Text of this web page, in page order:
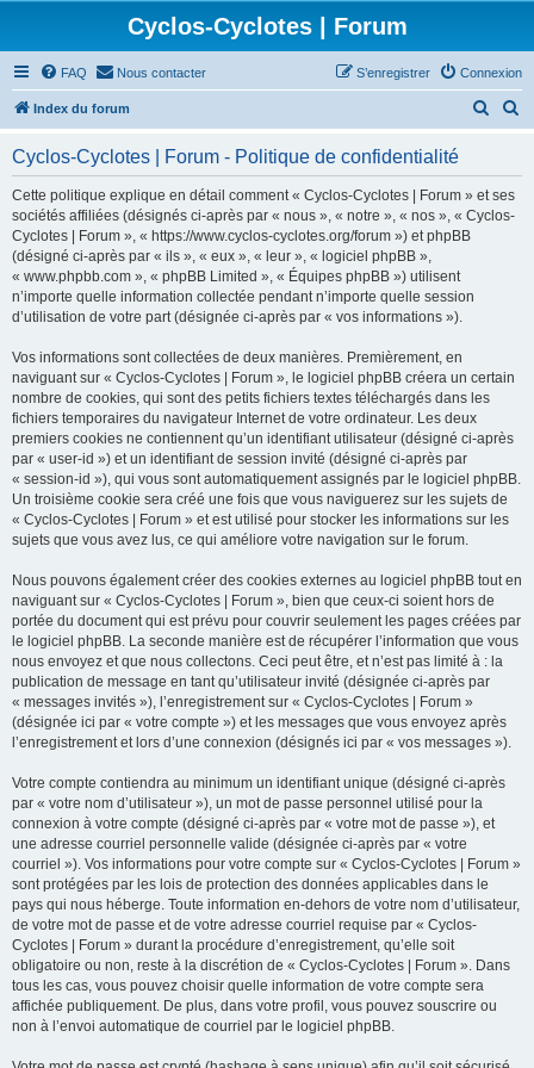
Cyclos-Cyclotes | Forum
FAQ Nous contacter Connexion
S’enregistrer
Index du forum
h
e
Cyclos-Cyclotes | Forum - Politique de confidentialité
Cette politique explique en détail comment « Cyclos-Cyclotes | Forum » et ses
sociétés affiliées (désignés ci-après par « nous », « notre », « nos », « Cyclos-
Cyclotes | Forum », « https://www.cyclos-cyclotes.org/forum ») et phpBB
(désigné ci-après par « ils », « eux », « leur », « logiciel phpBB »,
« www.phpbb.com », « phpBB Limited », « Équipes phpBB ») utilisent
n’importe quelle information collectée pendant n’importe quelle session
d’utilisation de votre part (désignée ci-après par « vos informations »).
Vos informations sont collectées de deux manières. Premièrement, en
naviguant sur « Cyclos-Cyclotes | Forum », le logiciel phpBB créera un certain
nombre de cookies, qui sont des petits fichiers textes téléchargés dans les
fichiers temporaires du navigateur Internet de votre ordinateur. Les deux
premiers cookies ne contiennent qu’un identifiant utilisateur (désigné ci-après
par « user-id ») et un identifiant de session invité (désigné ci-après par
« session-id »), qui vous sont automatiquement assignés par le logiciel phpBB.
Un troisième cookie sera créé une fois que vous naviguerez sur les sujets de
« Cyclos-Cyclotes | Forum » et est utilisé pour stocker les informations sur les
sujets que vous avez lus, ce qui améliore votre navigation sur le forum.
Nous pouvons également créer des cookies externes au logiciel phpBB tout en
naviguant sur « Cyclos-Cyclotes | Forum », bien que ceux-ci soient hors de
portée du document qui est prévu pour couvrir seulement les pages créées par
le logiciel phpBB. La seconde manière est de récupérer l’information que vous
nous envoyez et que nous collectons. Ceci peut être, et n’est pas limité à : la
publication de message en tant qu’utilisateur invité (désignée ci-après par
« messages invités »), l’enregistrement sur « Cyclos-Cyclotes | Forum »
(désignée ici par « votre compte ») et les messages que vous envoyez après
l’enregistrement et lors d’une connexion (désignés ici par « vos messages »).
Votre compte contiendra au minimum un identifiant unique (désigné ci-après
par « votre nom d’utilisateur »), un mot de passe personnel utilisé pour la
connexion à votre compte (désigné ci-après par « votre mot de passe »), et
une adresse courriel personnelle valide (désignée ci-après par « votre
courriel »). Vos informations pour votre compte sur « Cyclos-Cyclotes | Forum »
sont protégées par les lois de protection des données applicables dans le
pays qui nous héberge. Toute information en-dehors de votre nom d’utilisateur,
de votre mot de passe et de votre adresse courriel requise par « Cyclos-
Cyclotes | Forum » durant la procédure d’enregistrement, qu’elle soit
obligatoire ou non, reste à la discrétion de « Cyclos-Cyclotes | Forum ». Dans
tous les cas, vous pouvez choisir quelle information de votre compte sera
affichée publiquement. De plus, dans votre profil, vous pouvez souscrire ou
non à l’envoi automatique de courriel par le logiciel phpBB.